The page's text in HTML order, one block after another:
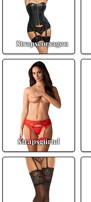
Strapscorsagen
Strapsgürtel